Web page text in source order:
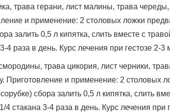
трава герани, лист малины, трава
и применение: 2 столовых ложки
залить 0,5 л кипятка, слить вместе с
4 раза в день. Курс лечения при гестозе 2-3
трава цикория, лист черники,
Приготовление и применение: 2 столовых
сбора залить 0,5 л кипятка, слить
4 стакана 3-4 раза в день. Курс лечения при